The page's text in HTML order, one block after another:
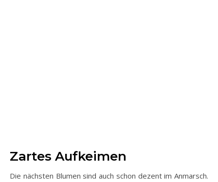
Zartes Aufkeimen
Die nächsten Blumen sind auch schon dezent im Anmarsch.